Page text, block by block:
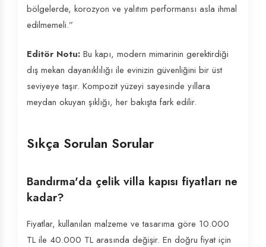
bölgelerde, korozyon ve yalıtım performansı asla ihmal
edilmemeli.”
Editör Notu: Bu kapı, modern mimarinin gerektirdiği
dış mekan dayanıklılığı ile evinizin güvenliğini bir üst
seviyeye taşır. Kompozit yüzeyi sayesinde yıllara
meydan okuyan şıklığı, her bakışta fark edilir.
Sıkça Sorulan Sorular
Bandırma'da çelik villa kapısı fiyatları ne
kadar?
Fiyatlar, kullanılan malzeme ve tasarıma göre 10.000
TL ile 40.000 TL arasında değişir. En doğru fiyat için